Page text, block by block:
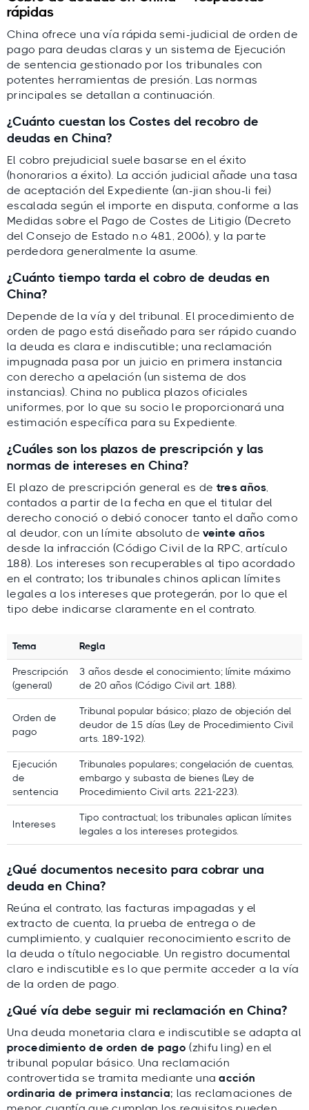
¿Preguntas o comentarios?
contact@debitura.com
Más de 10 añosdedicados al recobro
internacional de deudas
Más de 100 abogados localesen nuestra
red de colaboradores
Más de 100 millones de dólares
recuperados para clientes en los últimos 18
meses
Calificación media de 4.9/5 de 621
opiniones
Dirigido por expertos, validado localmente
Lars Holdgaard, fundador de
Debitura
revisada por los
mejores abogados locales
Lars
Holdgaard,
fundador
de
Debitura
Expertos locales colaboradores:
Bufete De Abogados Tianjin Bozhuan
Aurora Compass Advisory LLC
rápidas
China ofrece una vía rápida semi-judicial de orden de
pago para deudas claras y un sistema de Ejecución
de sentencia gestionado por los tribunales con
potentes herramientas de presión. Las normas
principales se detallan a continuación.
¿Cuánto cuestan los Costes del recobro de
deudas en China?
El cobro prejudicial suele basarse en el éxito
(honorarios a éxito). La acción judicial añade una tasa
de aceptación del Expediente (an-jian shou-li fei)
escalada según el importe en disputa, conforme a las
Medidas sobre el Pago de Costes de Litigio (Decreto
del Consejo de Estado n.º 481, 2006), y la parte
perdedora generalmente la asume.
¿Cuánto tiempo tarda el cobro de deudas en
China?
Depende de la vía y del tribunal. El procedimiento de
orden de pago está diseñado para ser rápido cuando
la deuda es clara e indiscutible; una reclamación
impugnada pasa por un juicio en primera instancia
con derecho a apelación (un sistema de dos
instancias). China no publica plazos oficiales
uniformes, por lo que su socio le proporcionará una
estimación específica para su Expediente.
¿Cuáles son los plazos de prescripción y las
normas de intereses en China?
El plazo de prescripción general es de tres años
contados a partir de la fecha en que el titular del
derecho conoció o debió conocer tanto el daño como
al deudor, con un límite absoluto deveinte años
desde la infracción (Código Civil de la RPC, artículo
188). Los intereses son recuperables al tipo acordado
en el contrato; los tribunales chinos aplican límites
legales a los intereses que protegerán, por lo que el
tipo debe indicarse claramente en el contrato.
Tema Regla
Prescripción
(general)
3 años desde el conocimiento; límite máximo
de 20 años (Código Civil art. 188).
Orden de
pago
Tribunal popular básico; plazo de objeción del
deudor de 15 días (Ley de Procedimiento Civil
arts. 189-192).
Ejecución
de
sentencia
Tribunales populares; congelación de cuentas,
embargo y subasta de bienes (Ley de
Procedimiento Civil arts. 221-223).
Intereses
Tipo contractual; los tribunales aplican límites
legales a los intereses protegidos.
¿Qué documentos necesito para cobrar una
deuda en China?
Reúna el contrato, las facturas impagadas y el
extracto de cuenta, la prueba de entrega o de
cumplimiento, y cualquier reconocimiento escrito de
la deuda o título negociable. Un registro documental
claro e indiscutible es lo que permite acceder a la vía
de la orden de pago.
¿Qué vía debe seguir mi reclamación en China?
Una deuda monetaria clara e indiscutible se adapta al
procedimiento de orden de pago (zhifu ling) en el
tribunal popular básico. Una reclamación
controvertida se tramita mediante unaacción
ordinaria de primera instancia; las reclamaciones de